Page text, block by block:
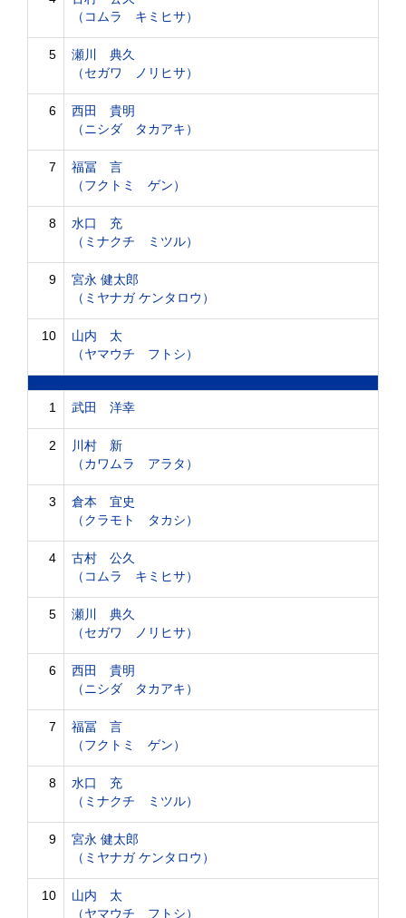
（コムラ キミヒサ）
5
瀬川 典久
（セガワ ノリヒサ）
6
西田 貴明
（ニシダ タカアキ）
7
福冨 言
（フクトミ ゲン）
8
水口 充
（ミナクチ ミツル）
9
宮永 健太郎
（ミヤナガ ケンタロウ）
10
山内 太
（ヤマウチ フトシ）
1 武田 洋幸
2
川村 新
（カワムラ アラタ）
3
倉本 宜史
（クラモト タカシ）
4
古村 公久
（コムラ キミヒサ）
5
瀬川 典久
（セガワ ノリヒサ）
6
西田 貴明
（ニシダ タカアキ）
7
福冨 言
（フクトミ ゲン）
8
水口 充
（ミナクチ ミツル）
9
宮永 健太郎
（ミヤナガ ケンタロウ）
10
山内 太
（ヤマウチ フトシ）